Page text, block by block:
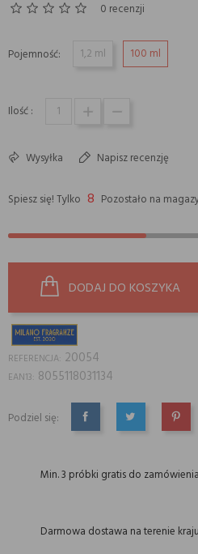
0 recenzji
Pojemność: 1,2 ml 100 ml
Ilość :
Wysyłka Napisz recenzję
Spiesz się! Tylko 8 Pozostało na
DODAJ DO KOSZYKA
REFERENCJA: 20054
EAN13: 8055118031134
Podziel się:
UDOSTĘPNIJTWEETUJ
Min. 3 próbki gratis do
Darmowa dostawa na terenie